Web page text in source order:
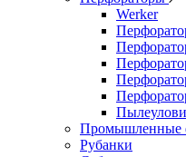
Werker
Промышленные
Рубанки